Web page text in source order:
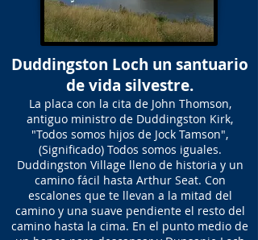
Duddingston Loch un santuario
de vida silvestre.
La placa con la cita de John Thomson,
antiguo ministro de Duddingston Kirk,
"Todos somos hijos de Jock Tamson",
(Significado) Todos somos iguales.
Duddingston Village lleno de historia y un
camino fácil hasta Arthur Seat. Con
escalones que te llevan a la mitad del
camino y una suave pendiente el resto del
camino hasta la cima. En el punto medio de